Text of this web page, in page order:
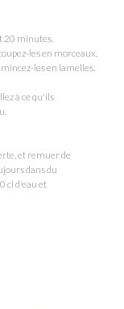
20 minutes.
les en morceaux,
les en lamelles.
à ce qu'ils
et remuer de
dans du
cl d'eau et